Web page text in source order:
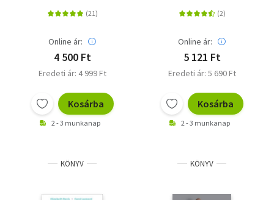
Online ár:
4 500 Ft
Eredeti ár: 4 999 Ft
Kosárba
2 - 3 munkanap
teremtőerőt
Online ár:
5 121 Ft
Eredeti ár: 5 690 Ft
Kosárba
2 - 3 munkanap
KÖNYV KÖNYV